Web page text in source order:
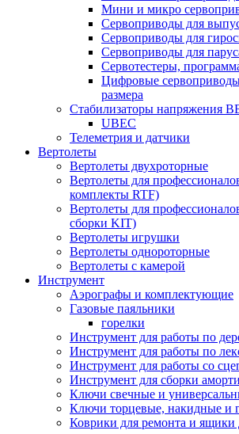
Мини и микро
Сервоприводы для
Сервоприводы для
Сервоприводы для
Сервотестеры,
Цифровые сервоприводы
размера
Стабилизаторы напряжения
UBEC
Телеметрия и датчики
Вертолеты
Вертолеты двухроторные
Вертолеты для
комплекты RTF)
Вертолеты для
сборки KIT)
Вертолеты игрушки
Вертолеты однороторные
Вертолеты с камерой
Инструмент
Аэрографы и комплектующие
Газовые паяльники
горелки
Инструмент для работы по
Инструмент для работы по
Инструмент для работы со
Инструмент для сборки
Ключи свечные и
Ключи торцевые, накидные и
Коврики для ремонта и ящики